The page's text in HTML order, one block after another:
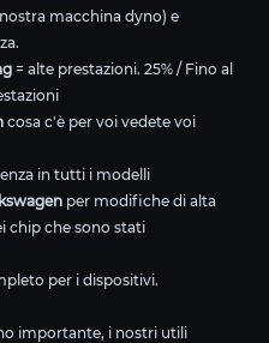
macchina dyno) e
= alte prestazioni. 25% / Fino al
cosa c'è per voi vedete voi
in tutti i modelli
per modifiche di alta
chip che sono stati
per i dispositivi.
importante, i nostri utili